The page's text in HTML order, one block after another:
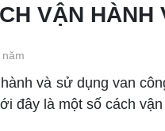
VẬN HÀNH
và sử dụng van
đây là một số cách